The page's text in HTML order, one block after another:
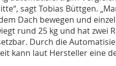
sagt Tobias Büttgen.
Dach bewegen und
rund 25 kg und hat zwei
Durch die
kann laut Hersteller eine